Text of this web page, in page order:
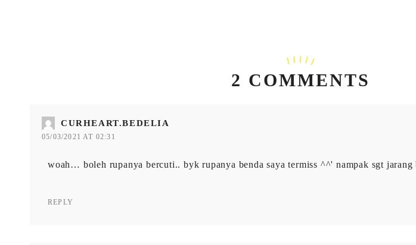
2 COMMENTS
CURHEART.BEDELIA
05/03/2021 AT 02:31
woah… boleh rupanya bercuti.. byk rupanya benda saya termiss ^^' nampak sgt jarang
REPLY